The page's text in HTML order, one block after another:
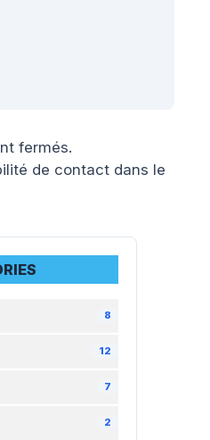
fermés.
de contact dans le
8
12
7
2